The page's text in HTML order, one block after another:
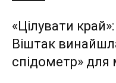
«Цілувати
Віштак
спідометр» для